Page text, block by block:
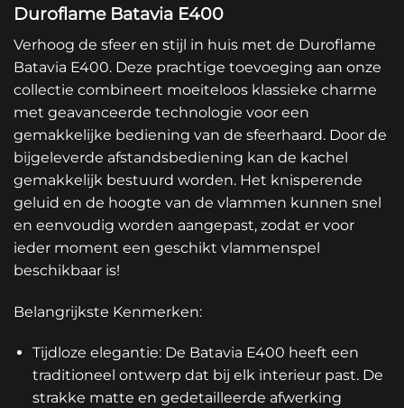
Duroflame Batavia E400
Verhoog de sfeer en stijl in huis met de Duroflame
Batavia E400. Deze prachtige toevoeging aan onze
collectie combineert moeiteloos klassieke charme
met geavanceerde technologie voor een
gemakkelijke bediening van de sfeerhaard. Door de
bijgeleverde afstandsbediening kan de kachel
gemakkelijk bestuurd worden. Het knisperende
geluid en de hoogte van de vlammen kunnen snel
en eenvoudig worden aangepast, zodat er voor
ieder moment een geschikt vlammenspel
beschikbaar is!
Belangrijkste Kenmerken:
Tijdloze elegantie: De Batavia E400 heeft een
traditioneel ontwerp dat bij elk interieur past. De
strakke matte en gedetailleerde afwerking